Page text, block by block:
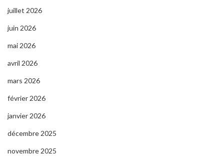
juillet 2026
juin 2026
mai 2026
avril 2026
mars 2026
février 2026
janvier 2026
décembre 2025
novembre 2025